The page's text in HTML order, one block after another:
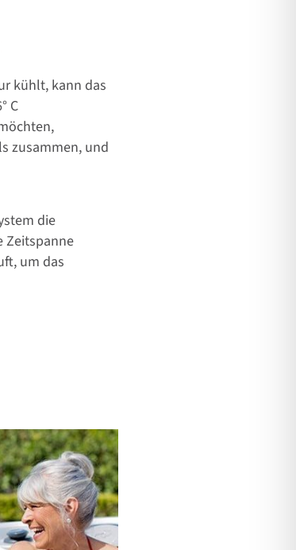
kühlt, kann das
C
zusammen, und
die
Zeitspanne
um das